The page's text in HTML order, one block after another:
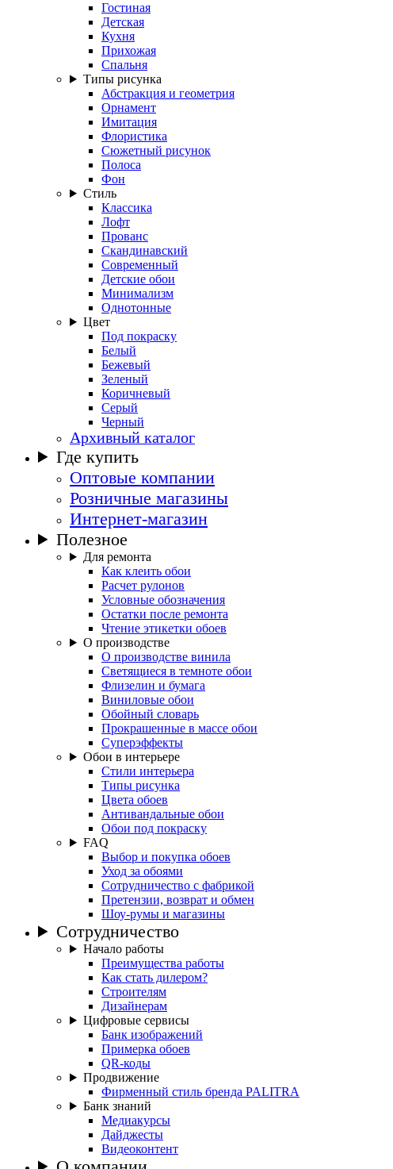
Гостиная
Детская
Кухня
Прихожая
Спальня
Типы рисунка
Абстракция и геометрия
Орнамент
Имитация
Флористика
Сюжетный рисунок
Полоса
Фон
Стиль
Классика
Лофт
Прованс
Скандинавский
Современный
Детские обои
Минимализм
Однотонные
Цвет
Под покраску
Белый
Бежевый
Зеленый
Коричневый
Серый
Черный
Архивный каталог
Где купить
Оптовые компании
Розничные магазины
Интернет-магазин
Полезное
Для ремонта
Как клеить обои
Расчет рулонов
Условные обозначения
Остатки после ремонта
Чтение этикетки обоев
О производстве
О производстве винила
Светящиеся в темноте обои
Флизелин и бумага
Виниловые обои
Обойный словарь
Прокрашенные в массе обои
Суперэффекты
Обои в интерьере
Стили интерьера
Типы рисунка
Цвета обоев
Антивандальные обои
Обои под покраску
FAQ
Выбор и покупка обоев
Уход за обоями
Сотрудничество с фабрикой
Претензии, возврат и обмен
Шоу-румы и магазины
Сотрудничество
Начало работы
Преимущества работы
Как стать дилером?
Строителям
Дизайнерам
Цифровые сервисы
Банк изображений
Примерка обоев
QR-коды
Продвижение
Фирменный стиль бренда PALITRA
Банк знаний
Медиакурсы
Дайджесты
Видеоконтент